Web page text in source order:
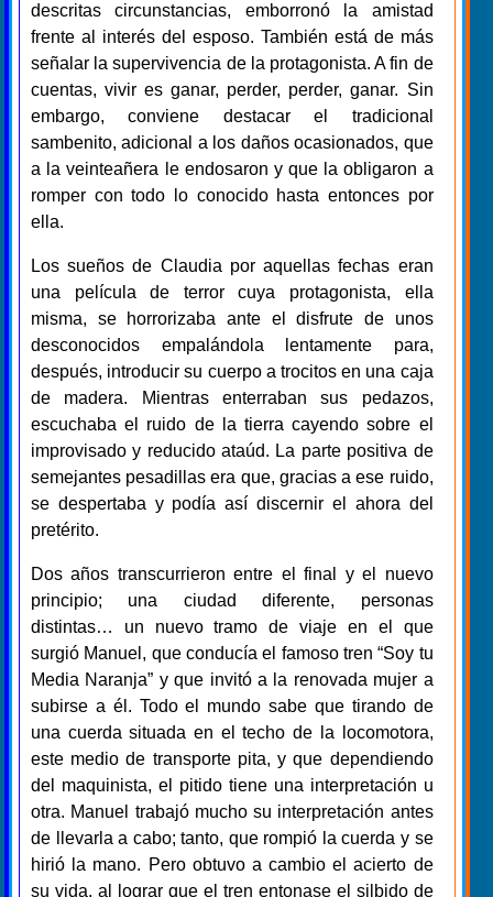
descritas circunstancias, emborronó la amistad
frente al interés del esposo. También está de más
señalar la supervivencia de la protagonista. A fin de
cuentas, vivir es ganar, perder, perder, ganar. Sin
embargo, conviene destacar el tradicional
sambenito, adicional a los daños ocasionados, que
a la veinteañera le endosaron y que la obligaron a
romper con todo lo conocido hasta entonces por
ella.
Los sueños de Claudia por aquellas fechas eran
una película de terror cuya protagonista, ella
misma, se horrorizaba ante el disfrute de unos
desconocidos empalándola lentamente para,
después, introducir su cuerpo a trocitos en una caja
de madera. Mientras enterraban sus pedazos,
escuchaba el ruido de la tierra cayendo sobre el
improvisado y reducido ataúd. La parte positiva de
semejantes pesadillas era que, gracias a ese ruido,
se despertaba y podía así discernir el ahora del
pretérito.
Dos años transcurrieron entre el final y el nuevo
principio; una ciudad diferente, personas
distintas… un nuevo tramo de viaje en el que
surgió Manuel, que conducía el famoso tren “Soy tu
Media Naranja” y que invitó a la renovada mujer a
subirse a él. Todo el mundo sabe que tirando de
una cuerda situada en el techo de la locomotora,
este medio de transporte pita, y que dependiendo
del maquinista, el pitido tiene una interpretación u
otra. Manuel trabajó mucho su interpretación antes
de llevarla a cabo; tanto, que rompió la cuerda y se
hirió la mano. Pero obtuvo a cambio el acierto de
su vida, al lograr que el tren entonase el silbido de